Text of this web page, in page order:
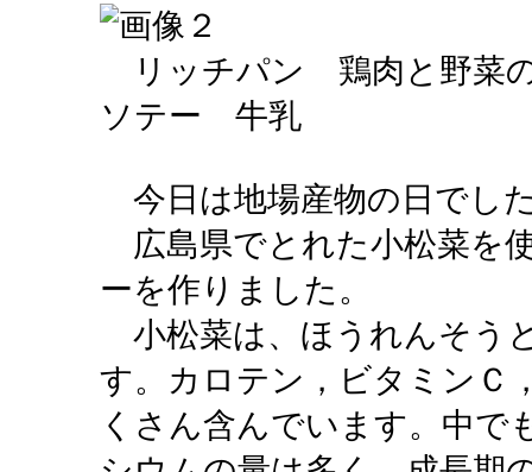
リッチパン 鶏肉と野菜
ソテー 牛乳
今日は地場産物の日でし
広島県でとれた小松菜を
ーを作りました。
小松菜は、ほうれんそう
す。カロテン，ビタミンＣ
くさん含んでいます。中で